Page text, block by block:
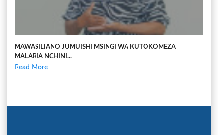
MAWASILIANO JUMUISHI MSINGI WA KUTOKOMEZA
MALARIA NCHINI...
Read More